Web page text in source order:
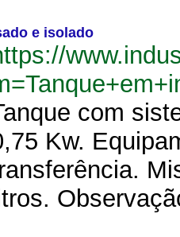
e isolado
com
Kw.